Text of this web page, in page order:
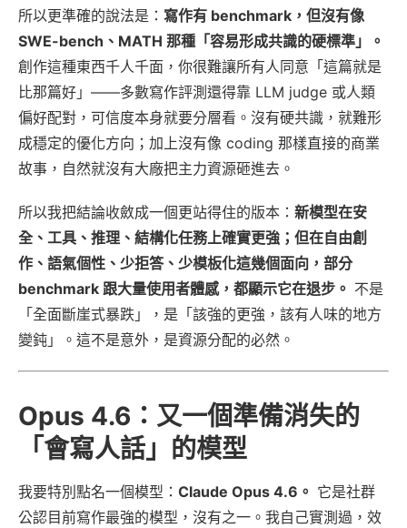
所以更準確的說法是： 寫作有 benchmark，但沒有像
SWE-bench、MATH 那種「容易形成共識的硬標準」。
創作這種東西千人千面，你很難讓所有人同意「這篇就是
比那篇好」——多數寫作評測還得靠 LLM judge 或人類
偏好配對，可信度本身就要分層看。沒有硬共識，就難形
成穩定的優化方向；加上沒有像 coding 那樣直接的商業
故事，自然就沒有大廠把主力資源砸進去。
所以我把結論收斂成一個更站得住的版本： 新模型在安
全、工具、推理、結構化任務上確實更強；但在自由創
作、語氣個性、少拒答、少模板化這幾個面向，部分
benchmark 跟大量使用者體感，都顯示它在退步。 不是
「全面斷崖式暴跌」，是「該強的更強，該有人味的地方
變鈍」。這不是意外，是資源分配的必然。
Opus 4.6：又一個準備消失的
「會寫人話」的模型
我要特別點名一個模型： Claude Opus 4.6。 它是社群
公認目前寫作最強的模型，沒有之一。我自己實測過，效